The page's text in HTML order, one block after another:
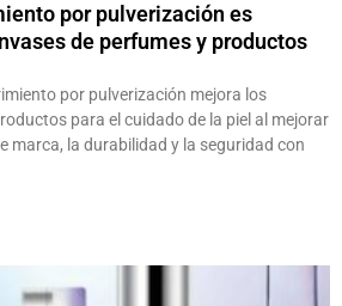
por pulverización es
de perfumes y productos
por pulverización mejora los
para el cuidado de la piel al mejorar
marca, la durabilidad y la seguridad con